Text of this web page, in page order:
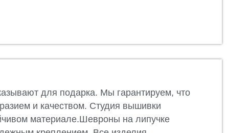
для подарка. Мы гарантируем, что
и качеством. Студия вышивки
материале.Шевроны на липучке